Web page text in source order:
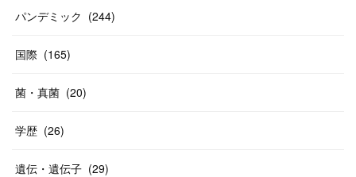
パンデミック (244)
国際 (165)
菌・真菌 (20)
学歴 (26)
遺伝・遺伝子 (29)